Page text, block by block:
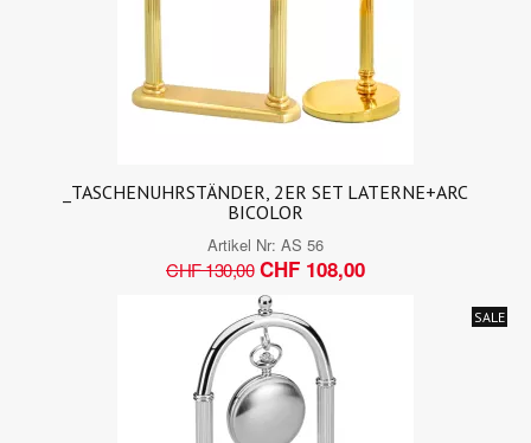
_TASCHENUHRSTÄNDER, 2ER SET LATERNE+ARC
BICOLOR
Artikel Nr: AS 56
CHF 130,00 CHF 108,00
SALE